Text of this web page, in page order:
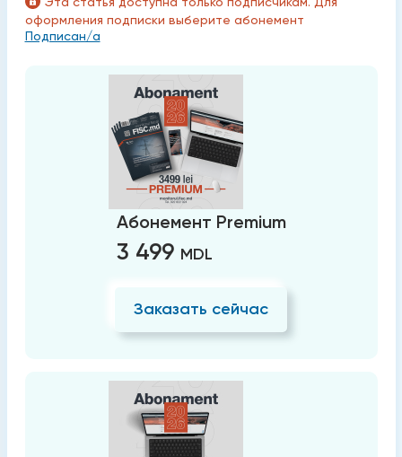
оформления подписки выберите абонемент
Подписан/а
Абонемент Premium
3 499 MDL
Заказать сейчас